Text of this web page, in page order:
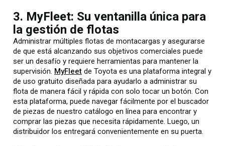
3. MyFleet: Su ventanilla única para
la gestión de flotas
Administrar múltiples flotas de montacargas y asegurarse
de que está alcanzando sus objetivos comerciales puede
ser un desafío y requiere herramientas para mantener la
supervisión. MyFleet de Toyota es una plataforma integral y
de uso gratuito diseñada para ayudarlo a administrar su
flota de manera fácil y rápida con solo tocar un botón. Con
esta plataforma, puede navegar fácilmente por el buscador
de piezas de nuestro catálogo en línea para encontrar y
comprar las piezas que necesita rápidamente. Luego, un
distribuidor los entregará convenientemente en su puerta.